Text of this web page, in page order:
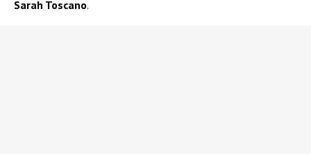
Sarah Toscano.